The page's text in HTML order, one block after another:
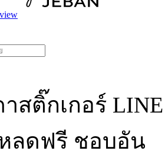
สติ๊กเกอร์ LINE
ลดฟรี ชอบอัน